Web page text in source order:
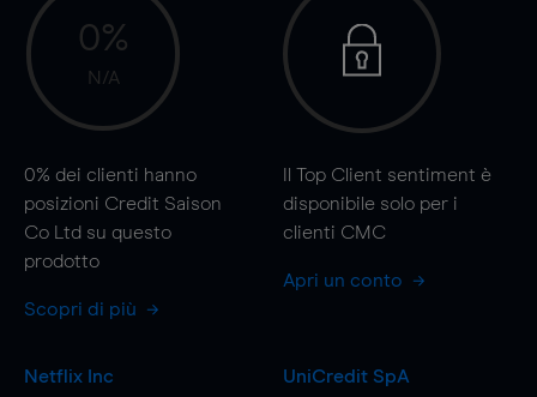
0%
N/A
0% dei clienti hanno
posizioni Credit Saison
Co Ltd su questo
prodotto
Scopri di più
Il Top Client sentiment è
disponibile solo per i
clienti CMC
Apri un conto
Netflix Inc
UniCredit SpA